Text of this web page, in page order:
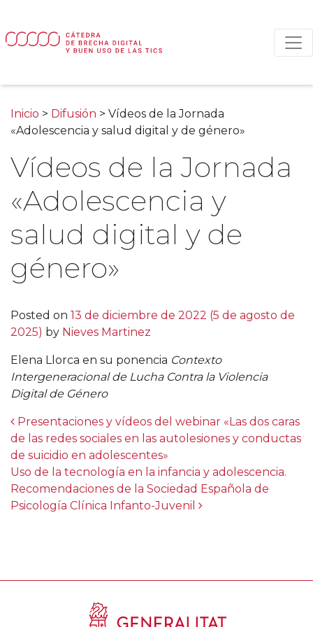
Main Navigation
Inicio > Difusión > Vídeos de la Jornada
«Adolescencia y salud digital y de género»
Vídeos de la Jornada
«Adolescencia y
salud digital y de
género»
Posted on 13 de diciembre de 2022 (5 de agosto de
2025) by Nieves Martinez
Elena Llorca en su ponencia Contexto
Intergeneracional de Lucha Contra la Violencia
Digital de Género
Post navigation
Presentaciones y vídeos del webinar «Las dos caras
de las redes sociales en las autolesiones y conductas
de suicidio en adolescentes»
Uso de la tecnología en la infancia y adolescencia.
Recomendaciones de la Sociedad Española de
Psicología Clínica Infanto-Juvenil